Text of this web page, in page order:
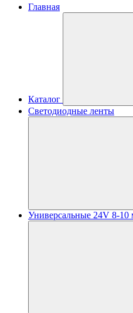
Главная
Каталог
Светодиодные ленты
Универсальные 24V 8-10